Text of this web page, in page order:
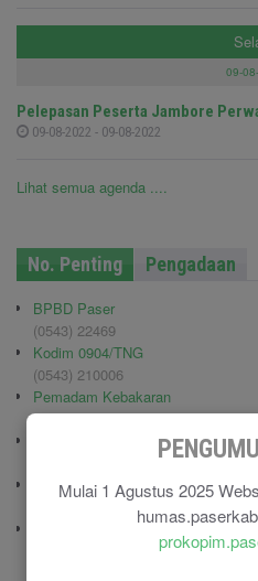
Mulai 1 Agustus 2025
09-
Pelepasan Peserta Jambore
09-08-2022 - 09-08-2022
Lihat semua agenda ....
No. Penting Pengadaan
BPBD Paser
(0543) 22469
Kodim 0904/TNG
(0543) 210006
Pemadam Kebakaran
(0543) 21113
Polisi Pamong Praja (Satpol PP)
Polres Paser
RSU Panglima Sebaya